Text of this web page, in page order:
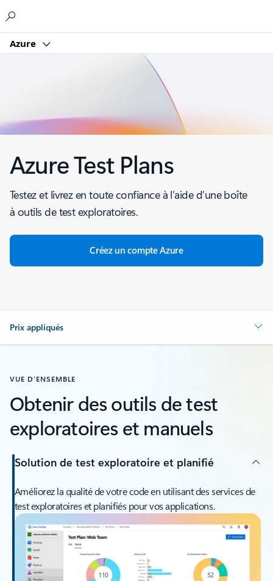
Azure
Azure Test Plans
Testez et livrez en toute confiance à l’aide d’une boîte
à outils de test exploratoires.
Créez un compte Azure
Prix appliqués
VUE D’ENSEMBLE
Obtenir des outils de test
exploratoires et manuels
Solution de test exploratoire et planifié
Améliorez la qualité de votre code en utilisant des services de
test exploratoires et planifiés pour vos applications.